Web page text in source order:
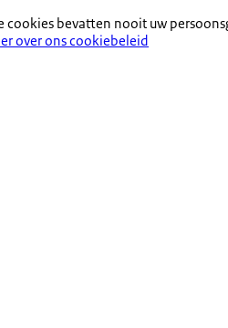
bevatten nooit uw
over ons cookiebeleid